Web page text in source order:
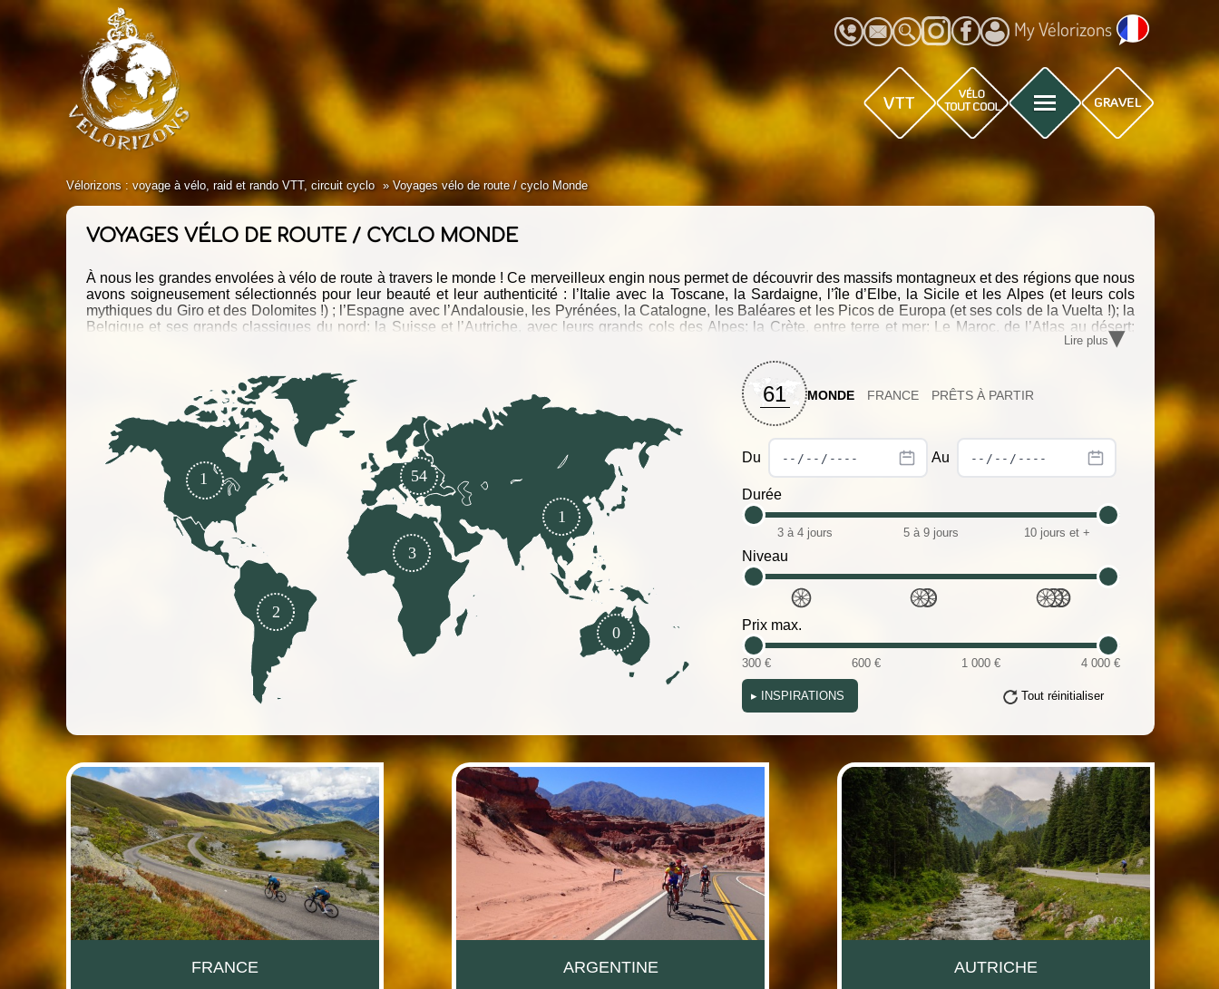
My Vélorizons
Vélorizons : voyage à vélo, raid et rando VTT, circuit cyclo Voyages vélo de route / cyclo Monde
VOYAGES VÉLO DE ROUTE / CYCLO MONDE
À nous les grandes envolées à vélo de route à travers le monde ! Ce merveilleux engin nous permet de découvrir des massifs montagneux et des régions que nous
avons soigneusement sélectionnés pour leur beauté et leur authenticité : l’Italie avec la Toscane, la Sardaigne, l’île d’Elbe, la Sicile et les Alpes (et leurs cols
mythiques du Giro et des Dolomites !) ; l’Espagne avec l’Andalousie, les Pyrénées, la Catalogne, les Baléares et les Picos de Europa (et ses cols de la Vuelta !); la
Belgique et ses grands classiques du nord; la Suisse et l’Autriche, avec leurs grands cols des Alpes; la Crète, entre terre et mer; Le Maroc, de l’Atlas au désert;
Lire plus▾
1
2
54
3
1
0
61 MONDE FRANCE PRÊTS À PARTIR
Du Au
Durée
3 à 4 jours 5 à 9 jours 10 jours et +
Niveau
Prix max.
300 € 600 € 1 000 € 4 000 €
▸ INSPIRATIONS Tout réinitialiser
(i) (i) (i) (i) (i)
(i) (i) (i)
(i) (i) (i)
FRANCE ARGENTINE AUTRICHE